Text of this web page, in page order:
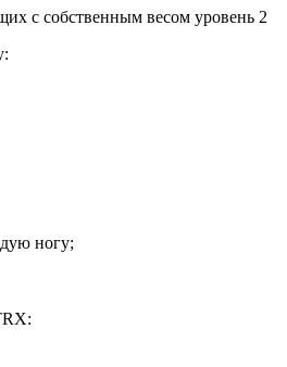
с собственным весом уровень 2
ногу;